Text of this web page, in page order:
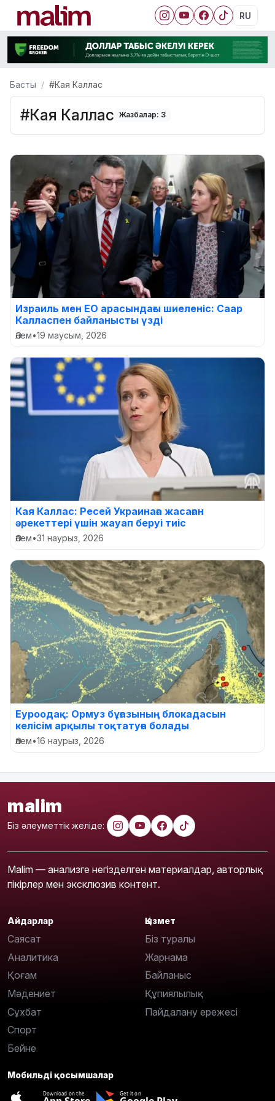
RU
Басты #Кая Каллас
#Кая Каллас Жазбалар: 3
Израиль мен ЕО арасындағы шиеленіс: Саар
Калласпен байланысты үзді
Әлем•19 маусым, 2026
Кая Каллас: Ресей Украинаға жасаған
әрекеттері үшін жауап беруі тиіс
Әлем•31 наурыз, 2026
Еуроодақ: Ормуз бұғазының блокадасын
келісім арқылы тоқтатуға болады
Әлем•16 наурыз, 2026
malim
Біз әлеуметтік желіде:
Malim — анализге негізделген материалдар, авторлық
пікірлер мен эксклюзив контент.
Айдарлар
Саясат
Аналитика
Қоғам
Мәдениет
Сұхбат
Спорт
Бейне
Қызмет
Біз туралы
Жарнама
Байланыс
Құпиялылық
Пайдалану ережесі
Мобильді қосымшалар
Download on the Get it on